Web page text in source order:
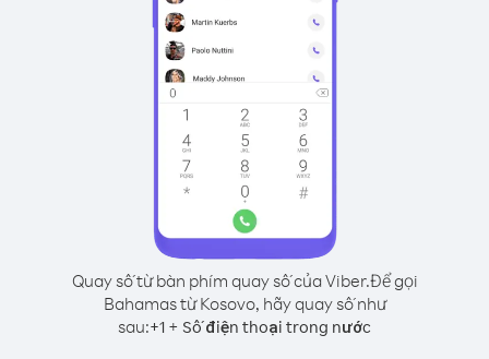
Quay số từ bàn phím quay số của Viber.Để gọi
Bahamas từ Kosovo, hãy quay số như
sau:+1 + Số điện thoại trong nước